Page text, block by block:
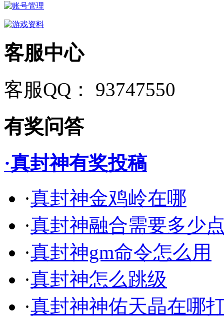
客服中心
客服QQ： 93747550
有奖问答
·真封神有奖投稿
·真封神金鸡岭在哪
·真封神融合需要多少
·真封神gm命令怎么用
·真封神怎么跳级
·真封神神佑天晶在哪